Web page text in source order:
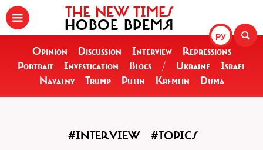
РУ
THE NEW TIMES
НОВОЕ ВРЕМЯ
Opinion Discussion Interview
Repressions
Portrait
Investigation Blogs / Ukraine
Israel
Navalny
Trump Putin Kremlin Duma
#INTERVIEW #TOPICS